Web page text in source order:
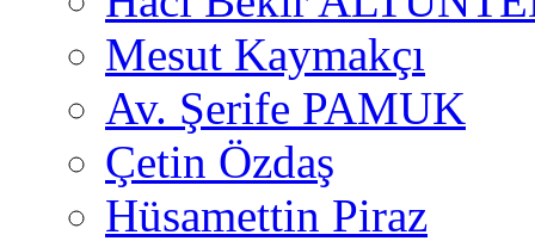
Mesut Kaymakçı
Av. Şerife PAMUK
Çetin Özdaş
Hüsamettin Piraz